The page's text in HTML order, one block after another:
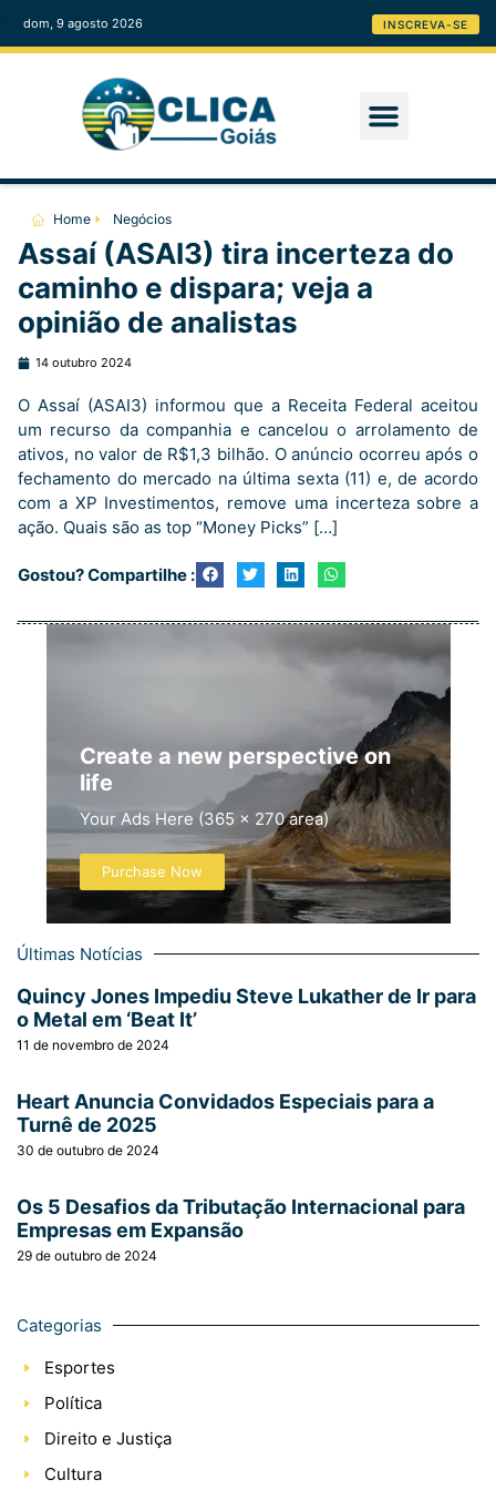
dom, 9 agosto 2026 INSCREVA-SE
Home Negócios
Assaí (ASAI3) tira incerteza do
caminho e dispara; veja a
opinião de analistas
14 outubro 2024
O Assaí (ASAI3) informou que a Receita Federal aceitou
um recurso da companhia e cancelou o arrolamento de
ativos, no valor de R$1,3 bilhão. O anúncio ocorreu após o
fechamento do mercado na última sexta (11) e, de acordo
com a XP Investimentos, remove uma incerteza sobre a
ação. Quais são as top “Money Picks” […]
Gostou? Compartilhe :
Create a new perspective on
life
Your Ads Here (365 x 270 area)
Purchase Now
Últimas Notícias
Quincy Jones Impediu Steve Lukather de Ir para
o Metal em ‘Beat It’
11 de novembro de 2024
Heart Anuncia Convidados Especiais para a
Turnê de 2025
30 de outubro de 2024
Os 5 Desafios da Tributação Internacional para
Empresas em Expansão
29 de outubro de 2024
Categorias
Esportes
Política
Direito e Justiça
Cultura